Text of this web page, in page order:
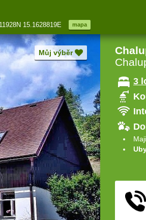
15.1628819E mapa
Můj výběr
3